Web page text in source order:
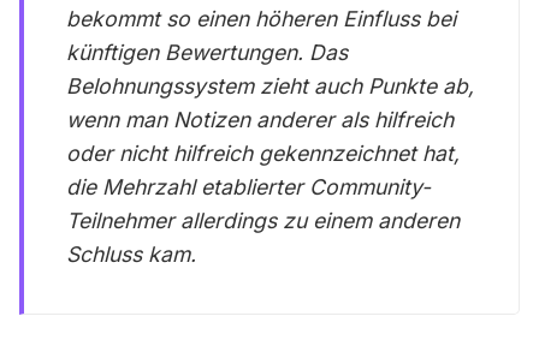
bekommt so einen höheren Einfluss bei
künftigen Bewertungen. Das
Belohnungssystem zieht auch Punkte ab,
wenn man Notizen anderer als hilfreich
oder nicht hilfreich gekennzeichnet hat,
die Mehrzahl etablierter Community-
Teilnehmer allerdings zu einem anderen
Schluss kam.